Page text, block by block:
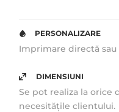
PERSONALIZARE
Imprimare directă
DIMENSIUNI
Se pot realiza la orice
necesitățile clientului.